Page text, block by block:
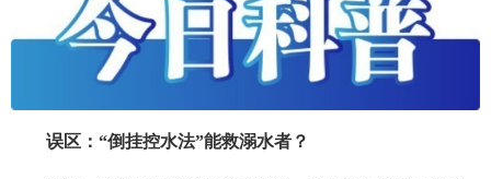
误区：“倒挂控水法”能救溺水者？